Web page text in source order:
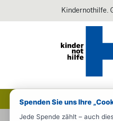
Spenden Sie uns Ihre
Jede Spende zählt – auch
Kindernothilfe.